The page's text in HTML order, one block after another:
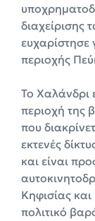
διαχείρισης
ευχαρίστησε
περιοχής
Το Χαλάνδρι
περιοχή της
που
εκτενές
και είναι
Κηφισίας
πολιτικό